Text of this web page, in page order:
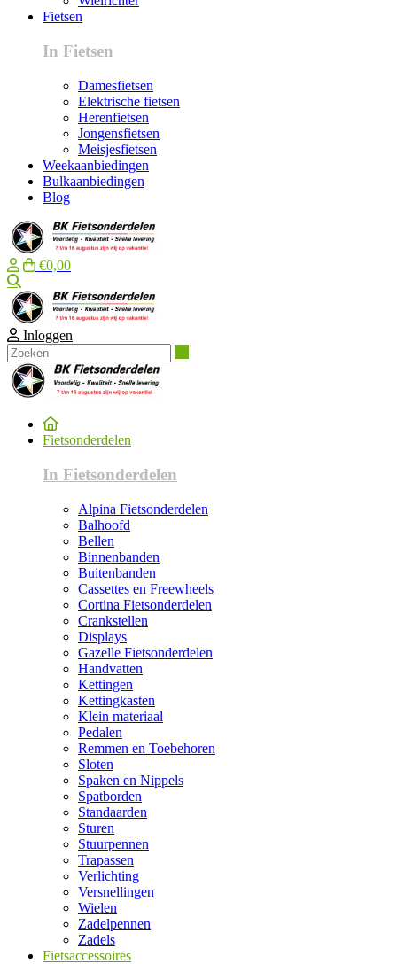
Fietsen
In Fietsen
Damesfietsen
Elektrische fietsen
Herenfietsen
Jongensfietsen
Meisjesfietsen
Weekaanbiedingen
Bulkaanbiedingen
Blog
€0,00
Inloggen
Fietsonderdelen
In Fietsonderdelen
Alpina Fietsonderdelen
Balhoofd
Bellen
Binnenbanden
Buitenbanden
Cassettes en Freewheels
Cortina Fietsonderdelen
Crankstellen
Displays
Gazelle Fietsonderdelen
Handvatten
Kettingen
Kettingkasten
Klein materiaal
Pedalen
Remmen en Toebehoren
Sloten
Spaken en Nippels
Spatborden
Standaarden
Sturen
Stuurpennen
Trapassen
Verlichting
Versnellingen
Wielen
Zadelpennen
Zadels
Fietsaccessoires